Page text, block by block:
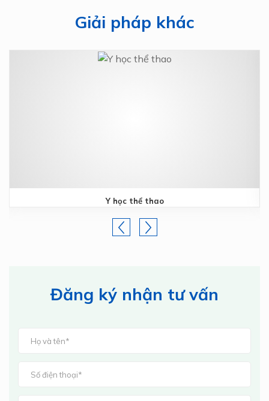
Giải pháp khác
Y học thể thao
Đăng ký nhận tư vấn